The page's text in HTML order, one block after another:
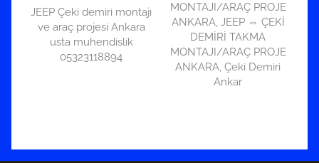
JEEP Çeki demiri montajı
ve araç projesi Ankara
usta muhendislik
05323118894
MONTAJI/ARAÇ PROJE
ANKARA, JEEP ⇔ ÇEKİ
DEMİRİ TAKMA
MONTAJI/ARAÇ PROJE
ANKARA, Çeki Demiri
Ankar